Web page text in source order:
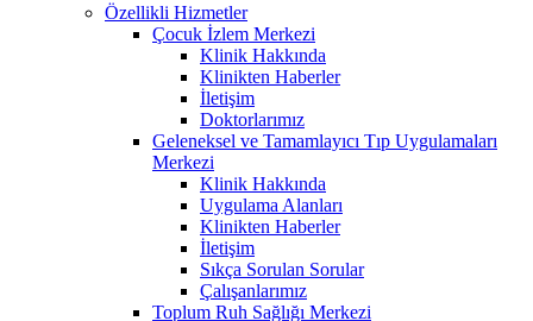
Özellikli Hizmetler
Çocuk İzlem Merkezi
Klinik Hakkında
Klinikten Haberler
İletişim
Doktorlarımız
Geleneksel ve Tamamlayıcı Tıp Uygulamaları
Merkezi
Klinik Hakkında
Uygulama Alanları
Klinikten Haberler
İletişim
Sıkça Sorulan Sorular
Çalışanlarımız
Toplum Ruh Sağlığı Merkezi